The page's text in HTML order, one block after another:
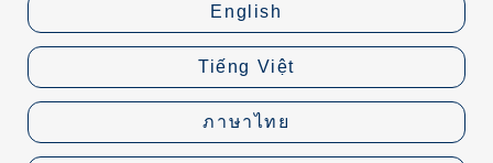
English
Tiếng Việt
ภาษาไทย